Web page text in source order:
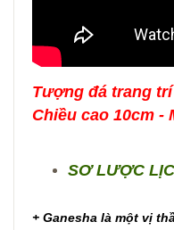
Tượng đá trang
Chiều cao 10cm -
SƠ LƯỢC
+ Ganesha là một vị